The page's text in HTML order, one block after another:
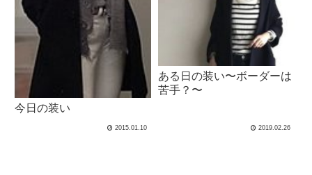
今日の装い
2015.01.10
ある日の装い〜ボーダーは
苦手？〜
2019.02.26